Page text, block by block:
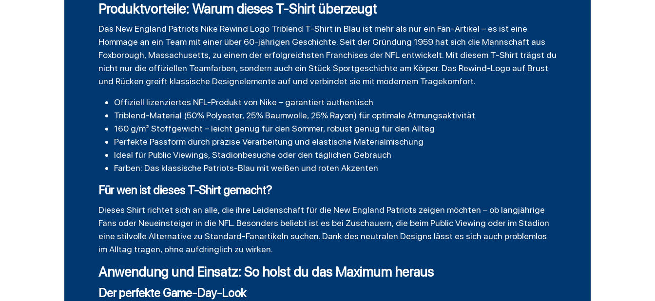
Produktvorteile: Warum dieses T-Shirt überzeugt
Das New England Patriots Nike Rewind Logo Triblend T-Shirt in Blau ist mehr als nur ein Fan-Artikel – es ist eine
Hommage an ein Team mit einer über 60-jährigen Geschichte. Seit der Gründung 1959 hat sich die Mannschaft aus
Foxborough, Massachusetts, zu einem der erfolgreichsten Franchises der NFL entwickelt. Mit diesem T-Shirt trägst du
nicht nur die offiziellen Teamfarben, sondern auch ein Stück Sportgeschichte am Körper. Das Rewind-Logo auf Brust
und Rücken greift klassische Designelemente auf und verbindet sie mit modernem Tragekomfort.
Offiziell lizenziertes NFL-Produkt von Nike – garantiert authentisch
Triblend-Material (50% Polyester, 25% Baumwolle, 25% Rayon) für optimale Atmungsaktivität
160 g/m² Stoffgewicht – leicht genug für den Sommer, robust genug für den Alltag
Perfekte Passform durch präzise Verarbeitung und elastische Materialmischung
Ideal für Public Viewings, Stadionbesuche oder den täglichen Gebrauch
Farben: Das klassische Patriots-Blau mit weißen und roten Akzenten
Für wen ist dieses T-Shirt gemacht?
Dieses Shirt richtet sich an alle, die ihre Leidenschaft für die New England Patriots zeigen möchten – ob langjährige
Fans oder Neueinsteiger in die NFL. Besonders beliebt ist es bei Zuschauern, die beim Public Viewing oder im Stadion
eine stilvolle Alternative zu Standard-Fanartikeln suchen. Dank des neutralen Designs lässt es sich auch problemlos
im Alltag tragen, ohne aufdringlich zu wirken.
Anwendung und Einsatz: So holst du das Maximum heraus
Der perfekte Game-Day-Look